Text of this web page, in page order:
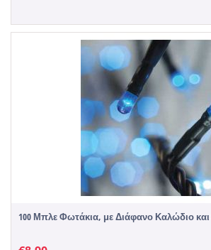
100 Μπλε Φωτάκια, με Διάφανο Καλώδιο